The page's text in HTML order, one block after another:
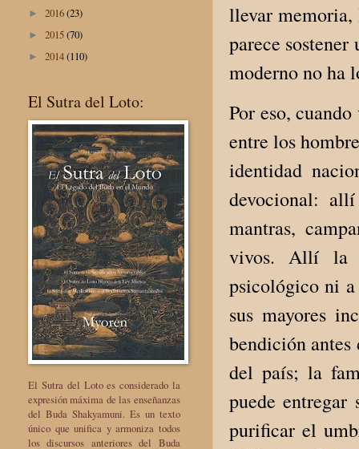
llevar memoria,
parece
moderno no ha
Por eso,
entre los
identidad
devocional:
mantras,
vivos. Allí la
psicológico ni
sus mayores
bendición
del país; la
puede entregar
purificar el
► 2016(23)
► 2015(70)
► 2014(110)
El Sutra del Loto:
El Sutra del Loto es considerado la
expresión máxima de las enseñanzas
del Buda Shakyamuni. Es un texto
único que unifica y armoniza todos
los discursos anteriores del Buda